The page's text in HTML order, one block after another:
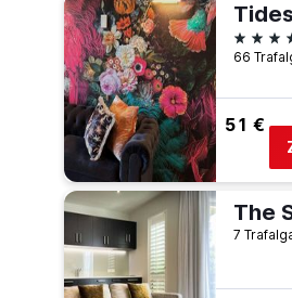
4
51 €